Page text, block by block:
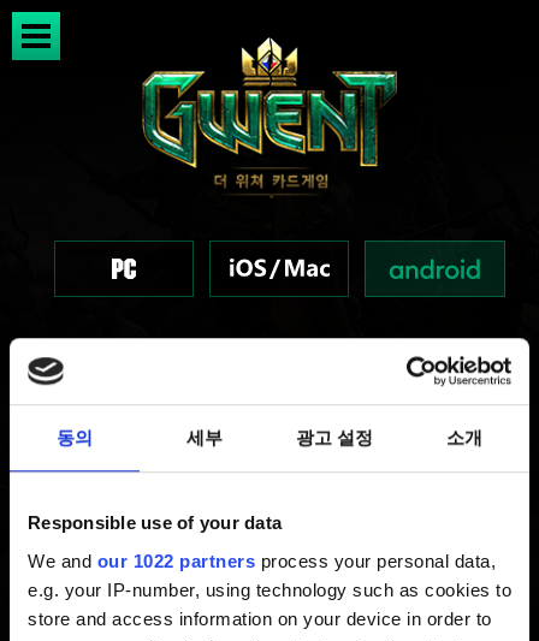
동의 세부 광고 설정 소개
Responsible use of your data
We and our 1022 partners process your personal data,
e.g. your IP-number, using technology such as cookies to
store and access information on your device in order to
궨트 - 서버 점검(9월 19일
최신 2 년 전 갱신 2 년 전
9월 19일과 20일 오전 10시부터 오후 4시(CEST 기준)